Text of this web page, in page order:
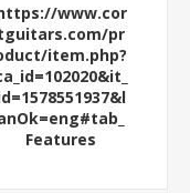
www.cor
pr
item.php?
Features